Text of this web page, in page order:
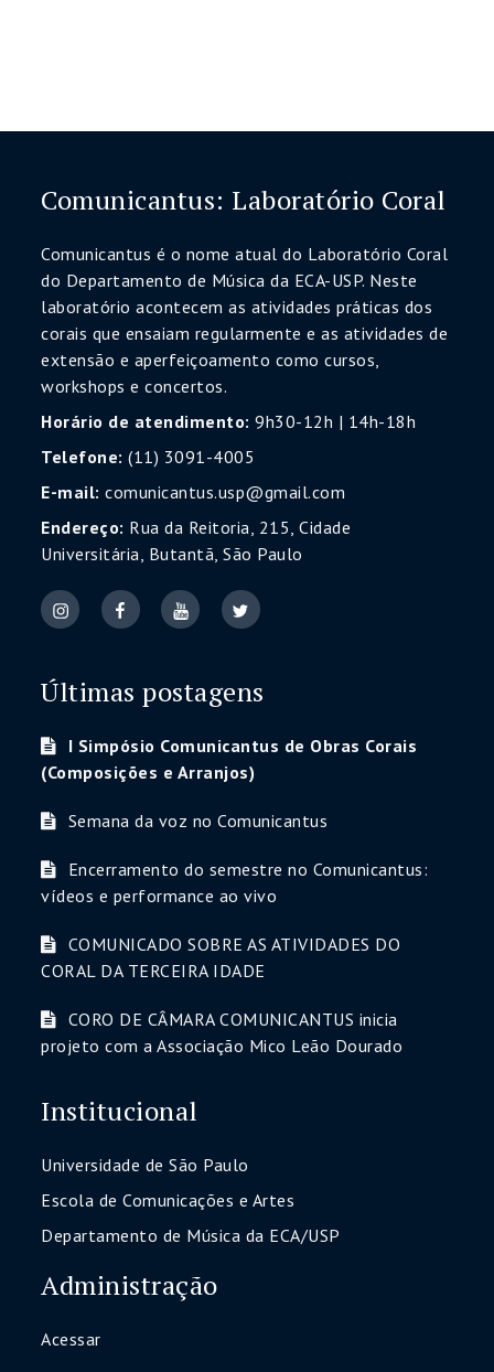
Comunicantus: Laboratório Coral
Comunicantus é o nome atual do Laboratório Coral
do Departamento de Música da ECA-USP. Neste
laboratório acontecem as atividades práticas dos
corais que ensaiam regularmente e as atividades de
extensão e aperfeiçoamento como cursos,
workshops e concertos.
Horário de atendimento: 9h30-12h | 14h-18h
Telefone: (11) 3091-4005
E-mail: comunicantus.usp@gmail.com
Endereço: Rua da Reitoria, 215, Cidade
Universitária, Butantã, São Paulo
Últimas postagens
I Simpósio Comunicantus de Obras Corais
(Composições e Arranjos)
Semana da voz no Comunicantus
Encerramento do semestre no Comunicantus:
vídeos e performance ao vivo
COMUNICADO SOBRE AS ATIVIDADES DO
CORAL DA TERCEIRA IDADE
CORO DE CÂMARA COMUNICANTUS inicia
projeto com a Associação Mico Leão Dourado
Institucional
Universidade de São Paulo
Escola de Comunicações e Artes
Departamento de Música da ECA/USP
Administração
Acessar